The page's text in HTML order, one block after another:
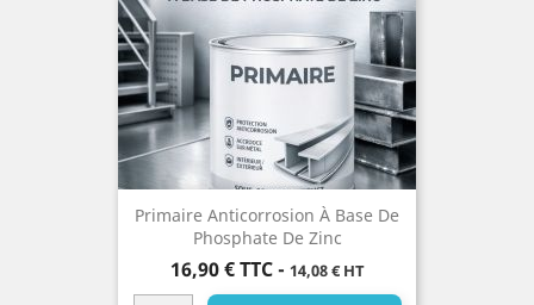
Primaire Anticorrosion À Base De
Phosphate De Zinc
Prix
16,90 € TTC- 14,08 € HT